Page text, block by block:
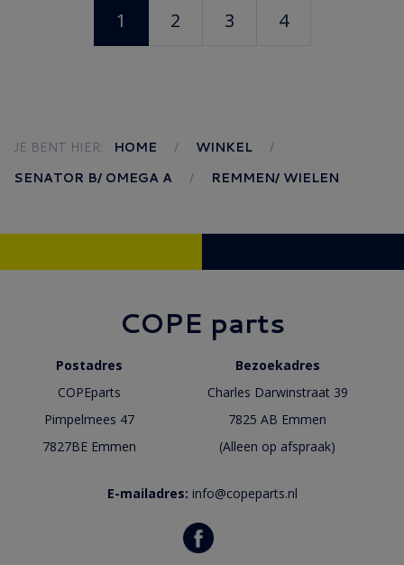
1 2 3 4
JE BENT HIER: HOME
WINKEL
SENATOR B/ OMEGA A
REMMEN/ WIELEN
COPE parts
Postadres
Bezoekadres
COPEparts
Charles Darwinstraat 39
Pimpelmees 47
7825 AB Emmen
7827BE Emmen
(Alleen op afspraak)
E-mailadres: info@copeparts.nl